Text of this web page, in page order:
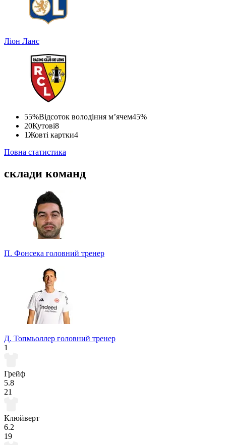
Ліон Ланс
55%Відсоток володіння м’ячем45%
20Кутові8
1Жовті картки4
Повна статистика
склади команд
П. Фонсека головний тренер
Д. Топмьоллер головний тренер
1
Грейф
5.8
21
Клюйверт
6.2
19